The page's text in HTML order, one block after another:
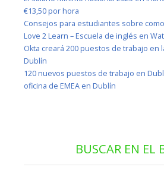
€13,50 por hora
Consejos para estudiantes sobre
Love 2 Learn – Escuela de inglés en
Okta creará 200 puestos de trabajo en
Dublín
120 nuevos puestos de trabajo en
oficina de EMEA en Dublín
BUSCAR EN EL